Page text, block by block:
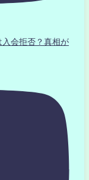
会拒否？真相が